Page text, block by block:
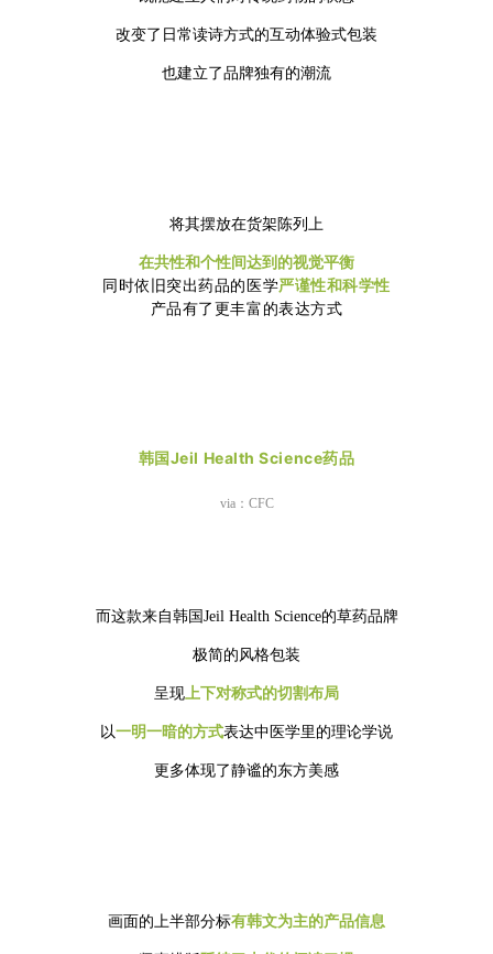
改变了日常读诗方式的互动体验式包装
也建立了品牌独有的潮流
将其摆放在货架陈列上
在共性和个性间达到的视觉平衡
同时依旧突出药品的医学严谨性和科学性
产品有了更丰富的表达方式
韩国Jeil Health Science药品
via：CFC
而这款来自韩国Jeil Health Science的草药品牌
极简的风格包装
呈现上下对称式的切割布局
以一明一暗的方式表达中医学里的理论学说
更多体现了静谧的东方美感
画面的上半部分标有韩文为主的产品信息